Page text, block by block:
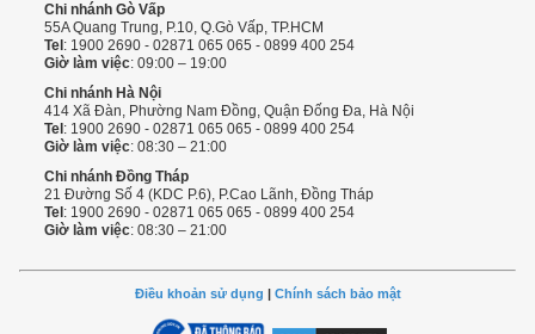
Chi nhánh Gò Vấp
55A Quang Trung, P.10, Q.Gò Vấp, TP.HCM
Tel : 1900 2690 - 02871 065 065 - 0899 400 254
Giờ làm việc: 09:00 – 19:00
Chi nhánh Hà Nội
414 Xã Đàn, Phường Nam Đồng, Quận Đống Đa, Hà Nội
Tel : 1900 2690 - 02871 065 065 - 0899 400 254
Giờ làm việc: 08:30 – 21:00
Chi nhánh Đồng Tháp
21 Đường Số 4 (KDC P.6), P.Cao Lãnh, Đồng Tháp
Tel : 1900 2690 - 02871 065 065 - 0899 400 254
Giờ làm việc: 08:30 – 21:00
Điều khoản sử dụng | Chính sách bảo mật